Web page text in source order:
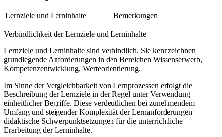
Lernziele und Lerninhalte Bemerkungen
Verbindlichkeit der Lernziele und Lerninhalte
Lernziele und Lerninhalte sind verbindlich. Sie kennzeichnen
grundlegende Anforderungen in den Bereichen Wissenserwerb,
Kompetenzentwicklung, Werteorientierung.
Im Sinne der Vergleichbarkeit von Lernprozessen erfolgt die
Beschreibung der Lernziele in der Regel unter Verwendung
einheitlicher Begriffe. Diese verdeutlichen bei zunehmendem
Umfang und steigender Komplexität der Lernanforderungen
didaktische Schwerpunktsetzungen für die unterrichtliche
Erarbeitung der Lerninhalte.